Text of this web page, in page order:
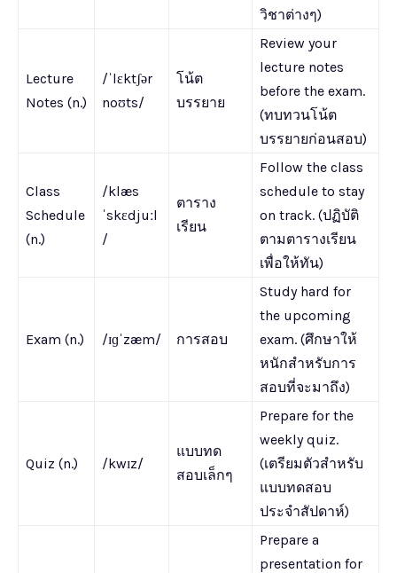
วิชาต่างๆ)
Lecture
Notes (n.)
/ˈlɛktʃər
noʊts/
โน้ต
บรรยาย
Review your
lecture notes
before the exam.
(ทบทวนโน้ต
บรรยายก่อนสอบ)
Class
Schedule
(n.)
/klæs
ˈskɛdjuːl
/
ตาราง
เรียน
Follow the class
schedule to stay
on track. (ปฏิบัติ
ตามตารางเรียน
เพื่อให้ทัน)
Exam (n.) /ɪɡˈzæm/ การสอบ
Study hard for
the upcoming
exam. (ศึกษาให้
หนักสำหรับการ
สอบที่จะมาถึง)
Quiz (n.) /kwɪz/
แบบทด
สอบเล็กๆ
Prepare for the
weekly quiz.
(เตรียมตัวสำหรับ
แบบทดสอบ
ประจำสัปดาห์)
Prepare a
presentation for